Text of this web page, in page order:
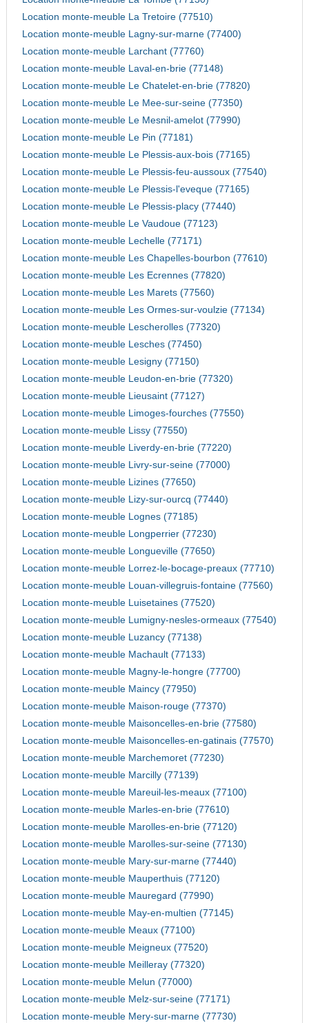
Location monte-meuble La Tretoire (77510)
Location monte-meuble Lagny-sur-marne (77400)
Location monte-meuble Larchant (77760)
Location monte-meuble Laval-en-brie (77148)
Location monte-meuble Le Chatelet-en-brie (77820)
Location monte-meuble Le Mee-sur-seine (77350)
Location monte-meuble Le Mesnil-amelot (77990)
Location monte-meuble Le Pin (77181)
Location monte-meuble Le Plessis-aux-bois (77165)
Location monte-meuble Le Plessis-feu-aussoux (77540)
Location monte-meuble Le Plessis-l'eveque (77165)
Location monte-meuble Le Plessis-placy (77440)
Location monte-meuble Le Vaudoue (77123)
Location monte-meuble Lechelle (77171)
Location monte-meuble Les Chapelles-bourbon (77610)
Location monte-meuble Les Ecrennes (77820)
Location monte-meuble Les Marets (77560)
Location monte-meuble Les Ormes-sur-voulzie (77134)
Location monte-meuble Lescherolles (77320)
Location monte-meuble Lesches (77450)
Location monte-meuble Lesigny (77150)
Location monte-meuble Leudon-en-brie (77320)
Location monte-meuble Lieusaint (77127)
Location monte-meuble Limoges-fourches (77550)
Location monte-meuble Lissy (77550)
Location monte-meuble Liverdy-en-brie (77220)
Location monte-meuble Livry-sur-seine (77000)
Location monte-meuble Lizines (77650)
Location monte-meuble Lizy-sur-ourcq (77440)
Location monte-meuble Lognes (77185)
Location monte-meuble Longperrier (77230)
Location monte-meuble Longueville (77650)
Location monte-meuble Lorrez-le-bocage-preaux (77710)
Location monte-meuble Louan-villegruis-fontaine (77560)
Location monte-meuble Luisetaines (77520)
Location monte-meuble Lumigny-nesles-ormeaux (77540)
Location monte-meuble Luzancy (77138)
Location monte-meuble Machault (77133)
Location monte-meuble Magny-le-hongre (77700)
Location monte-meuble Maincy (77950)
Location monte-meuble Maison-rouge (77370)
Location monte-meuble Maisoncelles-en-brie (77580)
Location monte-meuble Maisoncelles-en-gatinais (77570)
Location monte-meuble Marchemoret (77230)
Location monte-meuble Marcilly (77139)
Location monte-meuble Mareuil-les-meaux (77100)
Location monte-meuble Marles-en-brie (77610)
Location monte-meuble Marolles-en-brie (77120)
Location monte-meuble Marolles-sur-seine (77130)
Location monte-meuble Mary-sur-marne (77440)
Location monte-meuble Mauperthuis (77120)
Location monte-meuble Mauregard (77990)
Location monte-meuble May-en-multien (77145)
Location monte-meuble Meaux (77100)
Location monte-meuble Meigneux (77520)
Location monte-meuble Meilleray (77320)
Location monte-meuble Melun (77000)
Location monte-meuble Melz-sur-seine (77171)
Location monte-meuble Mery-sur-marne (77730)